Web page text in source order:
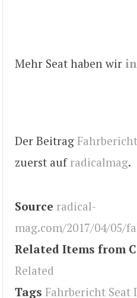
Mehr Seat haben wir
Der Beitrag
zuerst auf radicalmag.
Source radical-
mag.com/2017/04/05/
Related Items from
Related
Tags Fahrbericht Seat